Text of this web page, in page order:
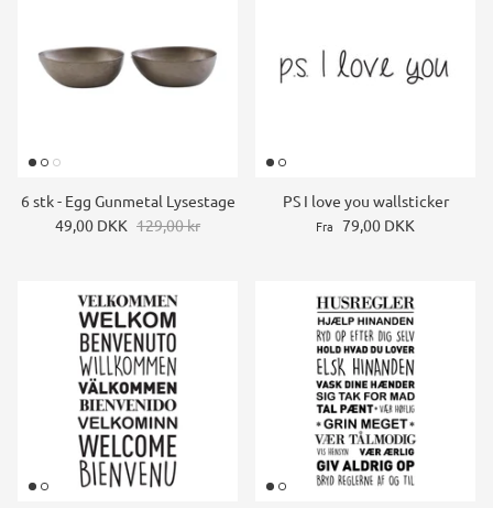
6 stk - Egg Gunmetal Lysestage
49,00 DKK 129,00 kr
PS I love you wallsticker
Fra 79,00 DKK